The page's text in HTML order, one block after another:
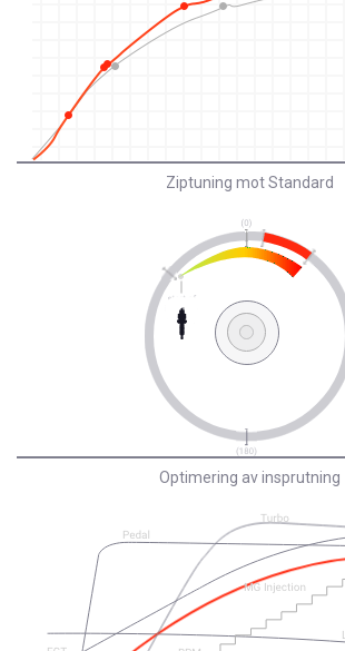
Ziptuning mot Standard
Optimering av insprutning